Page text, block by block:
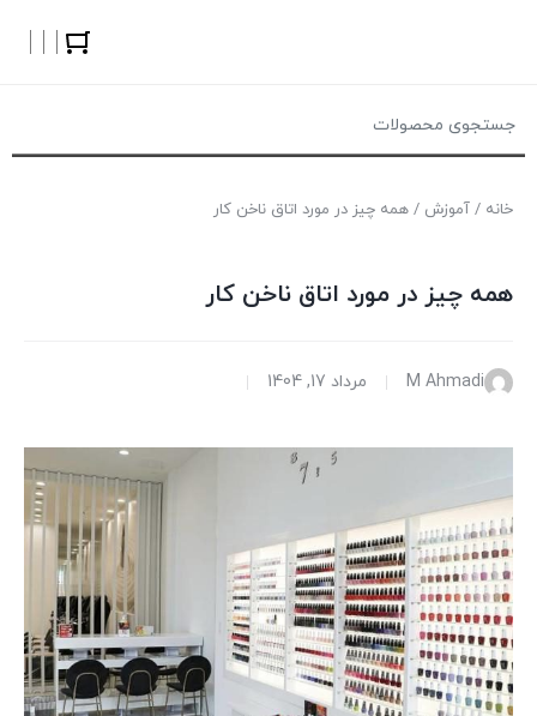
خانه / آموزش / همه چیز در مورد اتاق ناخن کار
همه چیز در مورد اتاق ناخن کار
M Ahmadi مرداد 17, 1404